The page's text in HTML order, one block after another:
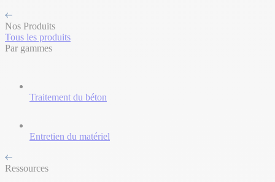
Nos Produits
Tous les produits
Par gammes
Traitement du béton
Entretien du matériel
Ressources